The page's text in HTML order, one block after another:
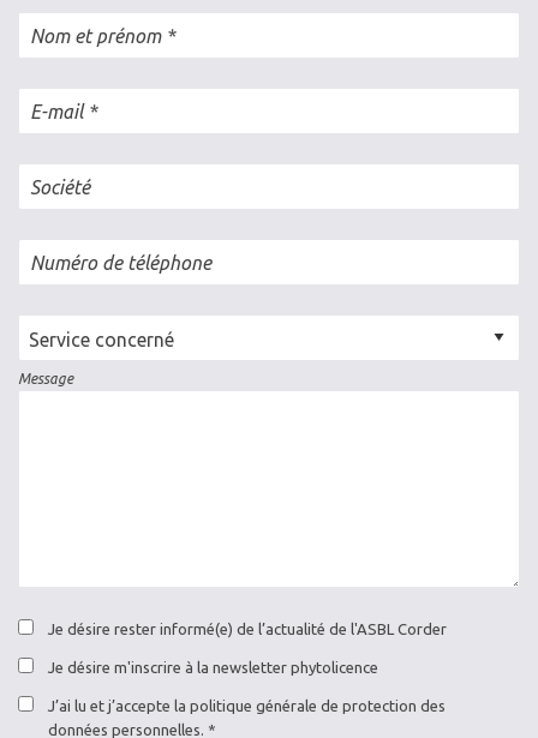
Nom et prénom
E-mail
Société
Numéro de téléphone
Cellule
concernée
Message
Je désire rester informé(e) de l’actualité de l'ASBL Corder
Je désire m'inscrire à la newsletter phytolicence
J’ai lu et j’accepte la politique générale de protection des
données personnelles.